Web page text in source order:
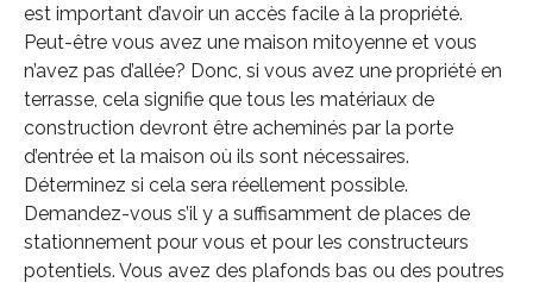
est important d’avoir un accès facile à la propriété.
Peut-être vous avez une maison mitoyenne et vous
n’avez pas d’allée? Donc, si vous avez une propriété en
terrasse, cela signifie que tous les matériaux de
construction devront être acheminés par la porte
d’entrée et la maison où ils sont nécessaires.
Déterminez si cela sera réellement possible.
Demandez-vous s’il y a suffisamment de places de
stationnement pour vous et pour les constructeurs
potentiels. Vous avez des plafonds bas ou des poutres